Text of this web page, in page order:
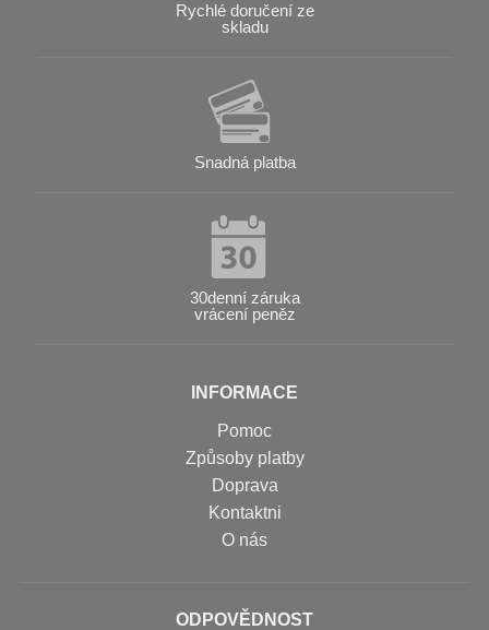
Rychlé doručení ze
skladu
Snadná platba
30denní záruka
vrácení peněz
INFORMACE
Pomoc
Způsoby platby
Doprava
Kontaktni
O nás
ODPOVĚDNOST